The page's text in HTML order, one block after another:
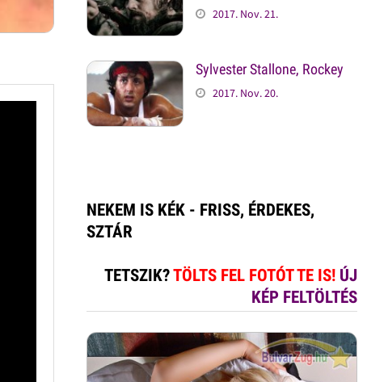
2017. Nov. 21.
Sylvester Stallone, Rockey
2017. Nov. 20.
NEKEM IS KÉK - FRISS, ÉRDEKES,
SZTÁR
TETSZIK?TÖLTS FEL FOTÓT TE IS! ÚJ
KÉP FELTÖLTÉS